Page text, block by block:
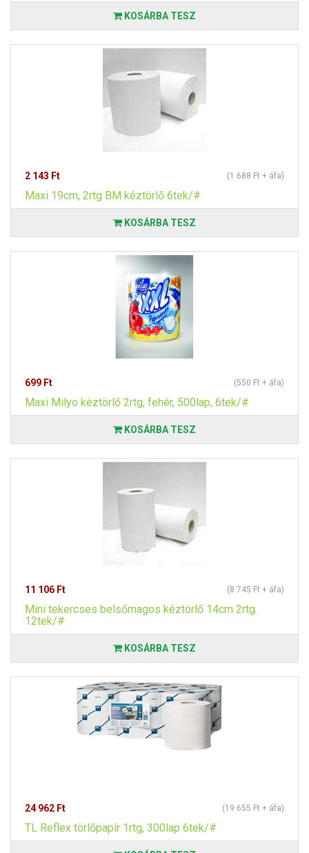
KOSÁRBA TESZ
2 143 Ft (1 688 Ft + áfa)
Maxi 19cm, 2rtg BM kéztörlő 6tek/#
KOSÁRBA TESZ
699 Ft (550 Ft + áfa)
Maxi Milyo kéztörlő 2rtg, fehér, 500lap, 6tek/#
KOSÁRBA TESZ
11 106 Ft (8 745 Ft + áfa)
Mini tekercses belsőmagos kéztörlő 14cm 2rtg.
12tek/#
KOSÁRBA TESZ
24 962 Ft (19 655 Ft + áfa)
TL Reflex törlőpapír 1rtg, 300lap 6tek/#